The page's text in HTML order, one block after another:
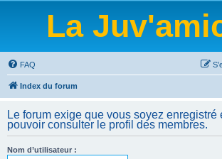
La
FAQ
Index du forum
Le forum exige que vous soyez enregistré
pouvoir consulter le profil des membres.
Nom d’utilisateur :